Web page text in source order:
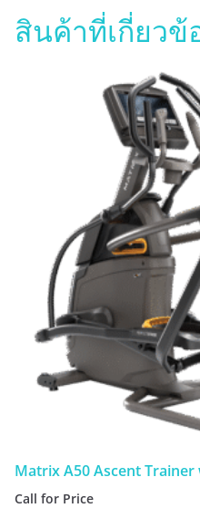
สินค้าที่เกี่ยวข้
Matrix A50 Ascent Trainer
Call for Price